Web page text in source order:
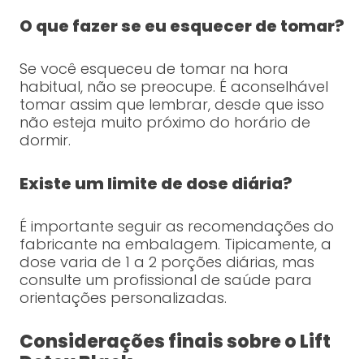
O que fazer se eu esquecer de tomar?
Se você esqueceu de tomar na hora
habitual, não se preocupe. É aconselhável
tomar assim que lembrar, desde que isso
não esteja muito próximo do horário de
dormir.
Existe um limite de dose diária?
É importante seguir as recomendações do
fabricante na embalagem. Tipicamente, a
dose varia de 1 a 2 porções diárias, mas
consulte um profissional de saúde para
orientações personalizadas.
Considerações finais sobre o Lift